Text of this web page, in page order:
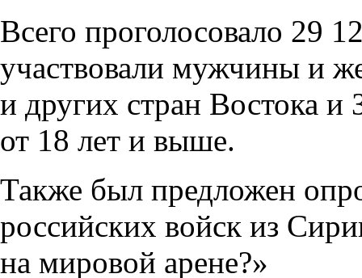
Всего проголосовало 29
участвовали мужчины и
и других стран Востока и
от 18 лет и выше.
Также был предложен
российских войск из
на мировой арене?»